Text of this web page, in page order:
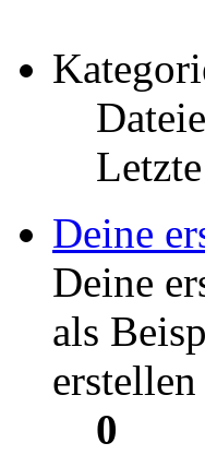
Deine
Deine
als
erstellen
0